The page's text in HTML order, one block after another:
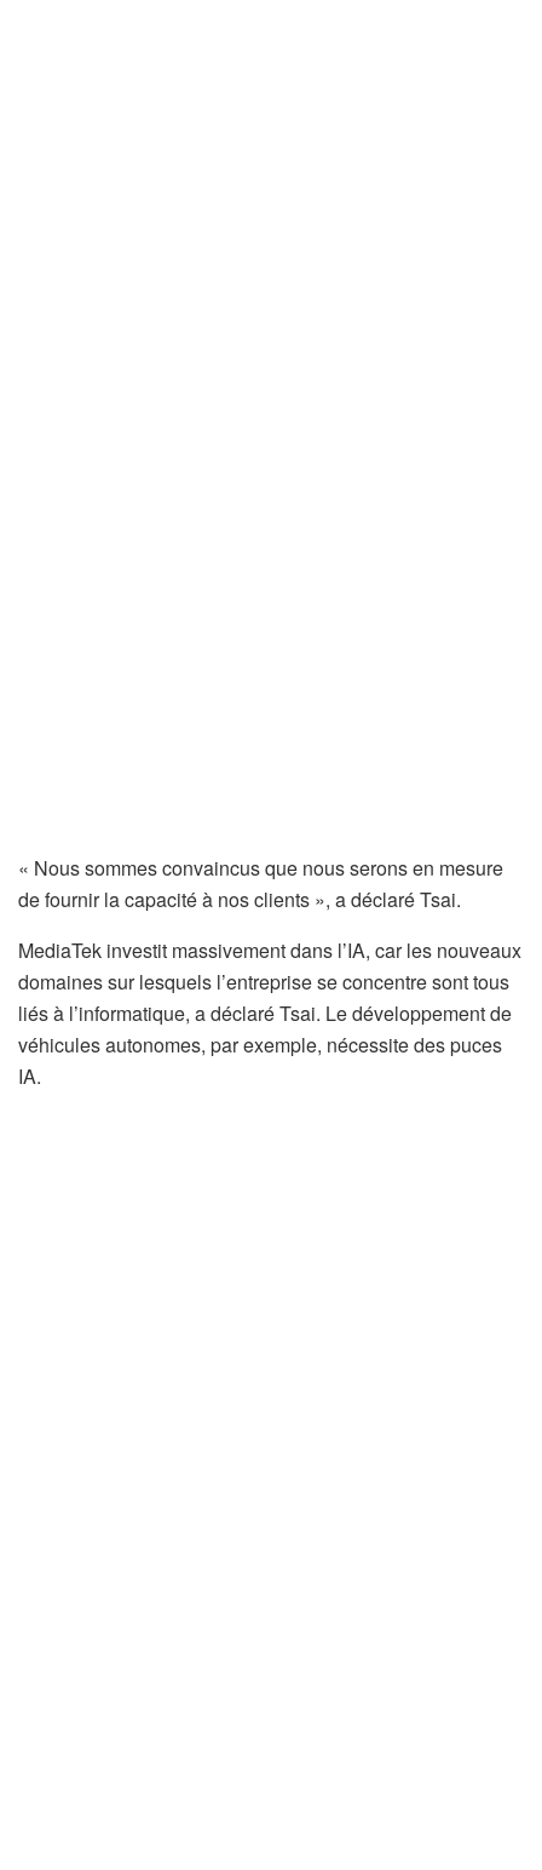
« Nous sommes convaincus que nous serons en mesure
de fournir la capacité à nos clients », a déclaré Tsai.
MediaTek investit massivement dans l’IA, car les nouveaux
domaines sur lesquels l’entreprise se concentre sont tous
liés à l’informatique, a déclaré Tsai. Le développement de
véhicules autonomes, par exemple, nécessite des puces
IA.